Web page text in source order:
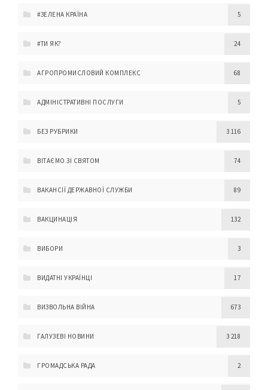
#ЗЕЛЕНА КРАЇНА 5
#ТИ ЯК? 24
АГРОПРОМИСЛОВИЙ КОМПЛЕКС 68
АДМІНІСТРАТИВНІ ПОСЛУГИ 5
БЕЗ РУБРИКИ 3 116
ВІТАЄМО ЗІ СВЯТОМ 74
ВАКАНСІЇ ДЕРЖАВНОЇ СЛУЖБИ 89
ВАКЦИНАЦІЯ 132
ВИБОРИ 3
ВИДАТНІ УКРАЇНЦІ 17
ВИЗВОЛЬНА ВІЙНА 673
ГАЛУЗЕВІ НОВИНИ 3 218
ГРОМАДСЬКА РАДА 2